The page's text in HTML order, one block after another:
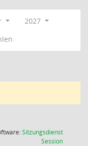
2027
Sitzungsdienst
Session(Wird in